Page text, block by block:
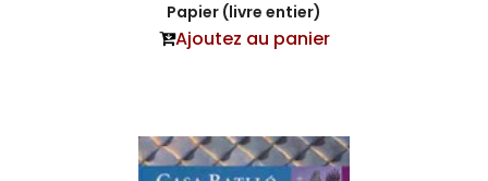
Papier (livre entier)
Ajoutez au panier